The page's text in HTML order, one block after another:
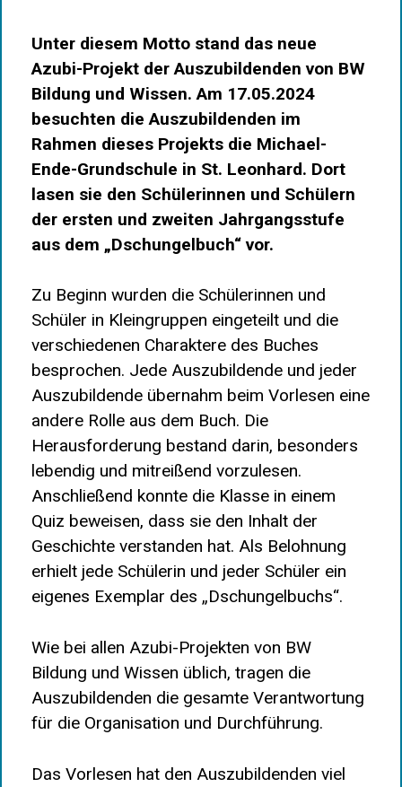
Unter diesem Motto stand das neue
Azubi-Projekt der Auszubildenden von BW
Bildung und Wissen. Am 17.05.2024
besuchten die Auszubildenden im
Rahmen dieses Projekts die Michael-
Ende-Grundschule in St. Leonhard. Dort
lasen sie den Schülerinnen und Schülern
der ersten und zweiten Jahrgangsstufe
aus dem „Dschungelbuch“ vor.
Zu Beginn wurden die Schülerinnen und
Schüler in Kleingruppen eingeteilt und die
verschiedenen Charaktere des Buches
besprochen. Jede Auszubildende und jeder
Auszubildende übernahm beim Vorlesen eine
andere Rolle aus dem Buch. Die
Herausforderung bestand darin, besonders
lebendig und mitreißend vorzulesen.
Anschließend konnte die Klasse in einem
Quiz beweisen, dass sie den Inhalt der
Geschichte verstanden hat. Als Belohnung
erhielt jede Schülerin und jeder Schüler ein
eigenes Exemplar des „Dschungelbuchs“.
Wie bei allen Azubi-Projekten von BW
Bildung und Wissen üblich, tragen die
Auszubildenden die gesamte Verantwortung
für die Organisation und Durchführung.
Das Vorlesen hat den Auszubildenden viel